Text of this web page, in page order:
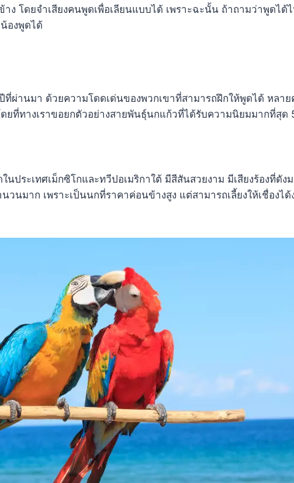
ง โดยจำเสียงคนพูดเพื่อเลียนแบบได้ เพราะฉะนั้น ถ้าถามว่าพูดไ
องพูดได้
ผ่านมา ด้วยความโดดเด่นของพวกเขาที่สามารถฝึกให้พูดได้ หลา
ที่ทางเราขอยกตัวอย่างสายพันธุ์นกแก้วที่ได้รับความนิยมมากที่สุด
ระเทศเม็กซิโกและทวีปอเมริกาใต้ มีสีสันสวยงาม มีเสียงร้องที่ดัง
นมาก เพราะเป็นนกที่ราคาค่อนข้างสูง แต่สามารถเลี้ยงให้เชื่องไ